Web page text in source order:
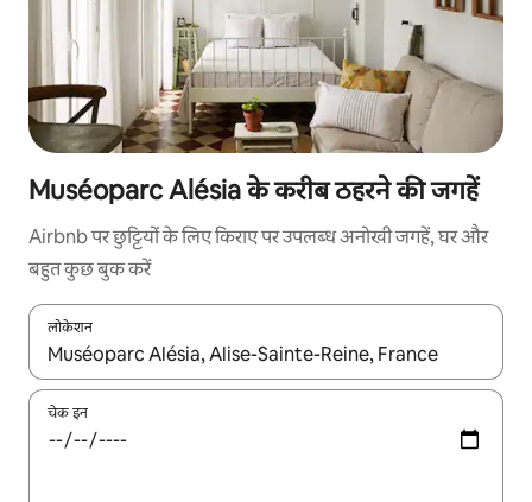
Muséoparc Alésia के करीब ठहरने की जगहें
Airbnb पर छुट्टियों के लिए किराए पर उपलब्ध अनोखी जगहें, घर और
बहुत कुछ बुक करें
लोकेशन
नतीजों के उपलब्ध होने पर, अप और डाउन 'ऐरो की' का इस्तेमाल करके नेविगेट
चेक इन